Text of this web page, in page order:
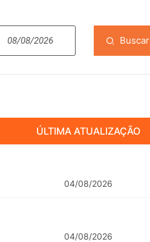
Buscar
ÚLTIMA ATUALIZAÇÃO
04/08/2026
04/08/2026